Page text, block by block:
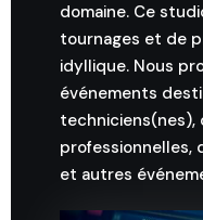
domaine. Ce
tournages et de
idyllique. Nous
événements
techniciens(nes),
professionnelles,
et autres